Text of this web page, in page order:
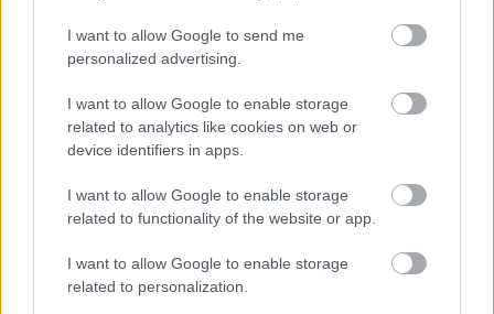
I want to allow Google to send me
personalized advertising.
I want to allow Google to enable storage
related to analytics like cookies on web or
device identifiers in apps.
I want to allow Google to enable storage
related to functionality of the website or app.
I want to allow Google to enable storage
related to personalization.
: A házasság fogalom összetettségeiről,
kérdőjeleiről, stb. szóló gondolatsorodért hálás
vagyok. Én is töprengek eleget, nézelődve a világban,
magamban, fejtegetni próbálva Isten szándékait, a
szülők és utódok kihívásait, harmonikus
pillanatainak titkait...
És szívből kívánom, hogy egészen a "házasságod
végéig" érezzétek a merített papírság nagy